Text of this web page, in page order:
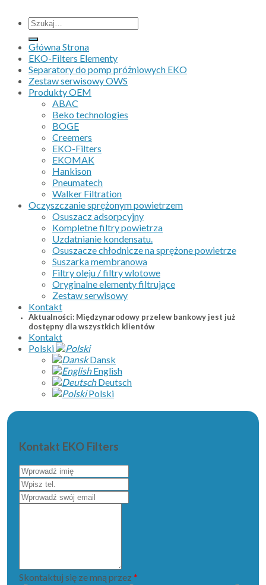
Szukaj:
Główna Strona
EKO-Filters Elementy
Separatory do pomp próżniowych EKO
Zestaw serwisowy OWS
Produkty OEM
ABAC
Beko technologies
BOGE
Creemers
EKO-Filters
EKOMAK
Hankison
Pneumatech
Walker Filtration
Oczyszczanie sprężonym powietrzem
Osuszacz adsorpcyjny
Kompletne filtry powietrza
Uzdatnianie kondensatu.
Osuszacze chłodnicze na sprężone powietrze
Suszarka membranowa
Filtry oleju / filtry wlotowe
Oryginalne elementy filtrujące
Zestaw serwisowy
Kontakt
Aktualności: Międzynarodowy przelew bankowy jest już
dostępny dla wszystkich klientów
Kontakt
Polski
Dansk
English
Deutsch
Polski
Kontakt EKO Filters
Wprowadź
imię
Wpisz
tel.
Wprowadź
swój
Skontaktuj się ze mną przez *